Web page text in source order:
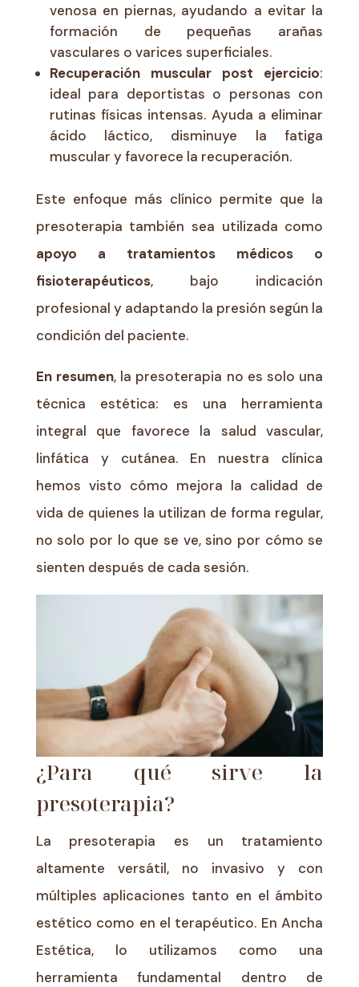
venosa en piernas, ayudando a evitar la
formación de pequeñas arañas
vasculares o varices superficiales.
Recuperación muscular post ejercicio:
ideal para deportistas o personas con
rutinas físicas intensas. Ayuda a eliminar
ácido láctico, disminuye la fatiga
muscular y favorece la recuperación.
Este enfoque más clínico permite que la
presoterapia también sea utilizada como
apoyo a tratamientos médicos o
fisioterapéuticos, bajo indicación
profesional y adaptando la presión según la
condición del paciente.
En resumen, la presoterapia no es solo una
técnica estética: es una herramienta
integral que favorece la salud vascular,
linfática y cutánea. En nuestra clínica
hemos visto cómo mejora la calidad de
vida de quienes la utilizan de forma regular,
no solo por lo que se ve, sino por cómo se
sienten después de cada sesión.
¿Para qué sirve la
presoterapia?
La presoterapia es un tratamiento
altamente versátil, no invasivo y con
múltiples aplicaciones tanto en el ámbito
estético como en el terapéutico. En Ancha
Estética, lo utilizamos como una
herramienta fundamental dentro de